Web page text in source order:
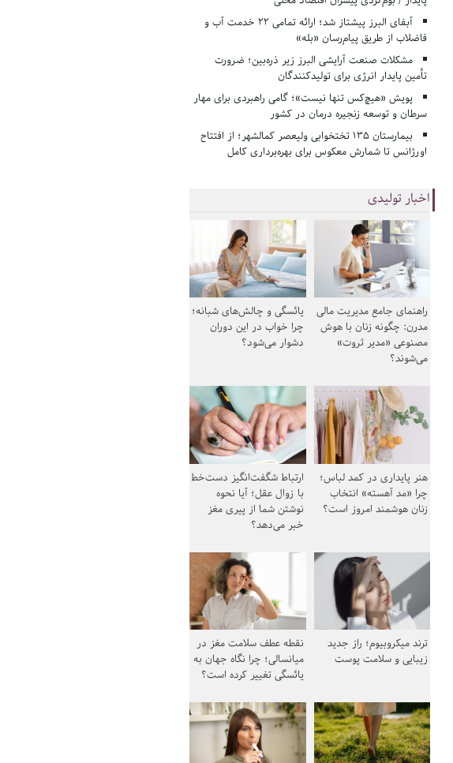
آبفای البرز پیشتاز شد؛ ارائه تمامی ۲۲ خدمت آب و
فاضلاب از طریق پیام‌رسان «بله»
مشکلات صنعت آرایشی البرز زیر ذره‌بین؛ ضرورت
تأمین پایدار انرژی برای تولیدکنندگان
پویش «هیچ‌کس تنها نیست»؛ گامی راهبردی برای مهار
سرطان و توسعه زنجیره درمان در کشور
بیمارستان ۱۳۵ تختخوابی ولیعصر کمالشهر؛ از افتتاح
اورژانس تا شمارش معکوس برای بهره‌برداری کامل
اخبار تولیدی
راهنمای جامع مدیریت مالی
مدرن: چگونه زنان با هوش
مصنوعی «مدیر ثروت»
می‌شوند؟
یائسگی و چالش‌های شبانه؛
چرا خواب در این دوران
دشوار می‌شود؟
هنر پایداری در کمد لباس؛
چرا «مد آهسته» انتخاب
زنان هوشمند امروز است؟
ارتباط شگفت‌انگیز دست‌خط
با زوال عقل؛ آیا نحوه
نوشتن شما از پیری مغز
خبر می‌دهد؟
ترند میکروبیوم؛ راز جدید
زیبایی و سلامت پوست
نقطه عطف سلامت مغز در
میانسالی؛ چرا نگاه جهان به
یائسگی تغییر کرده است؟